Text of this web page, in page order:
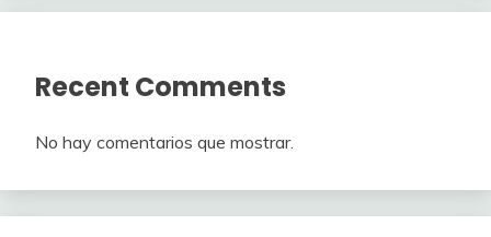
Recent Comments
No hay comentarios que mostrar.